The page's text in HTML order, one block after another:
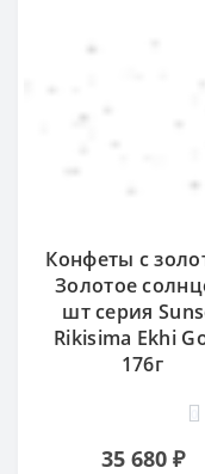
Конфеты с
Золотое
шт серия
Rikisima Ekhi
176г
35 680 ₽